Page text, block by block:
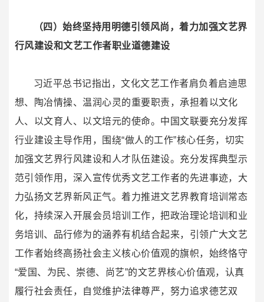
（四）始终坚持用明德引领风尚，着力加强文艺界
行风建设和文艺工作者职业道德建设
习近平总书记指出，文化文艺工作者肩负着启迪思
想、陶冶情操、温润心灵的重要职责，承担着以文化
人、以文育人、以文培元的使命。中国文联要充分发挥
行业建设主导作用，围绕“做人的工作”核心任务，切实
加强文艺界行风建设和人才队伍建设。充分发挥典型示
范引领作用，深入宣传优秀文艺工作者的先进事迹，大
力弘扬文艺界新风正气。着力推进文艺界教育培训常态
化，持续深入开展会员培训工作，把政治理论培训和业
务培训、品行修为的涵养有机结合起来，引领广大文艺
工作者始终高扬社会主义核心价值观的旗帜，始终恪守
“爱国、为民、崇德、尚艺”的文艺界核心价值观，认真
履行社会责任，自觉维护法律尊严，努力追求德艺双